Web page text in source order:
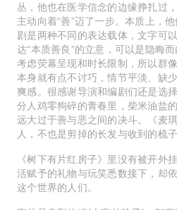
丛，他也在医学信念的边缘挣扎过
主动向着“善”迈了一步。本质上，
剧是两种不同的表达载体，文字可
达“本质善良”的立意，可以是隐晦
考虑荧幕呈现和时长限制，所以群
本身就有点不讨巧，情节平淡、缺
爽感。很感谢导演和编剧们还是选
分人鸡零狗碎的青春里，柴米油盐
远大过于善与恶之间的决斗。《麦
人，不也是剪掉的长发与收到的梳
《树下有片红房子》里没有被开外
活赋予的礼物与玩笑悉数接下，却
这个世界的人们。